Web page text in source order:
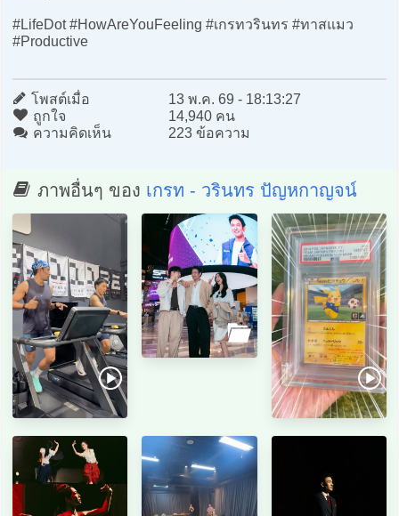
#LifeDot #HowAreYouFeeling #เกรทวรินทร #ทาสแมว
#Productive
โพสต์เมื่อ
13 พ.ค. 69 - 18:13:27
ถูกใจ
14,940 คน
ความคิดเห็น
223 ข้อความ
ภาพอื่นๆ ของ เกรท - วรินทร ปัญหกาญจน์